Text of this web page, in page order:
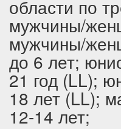
области по
мужчины/
мужчины/
до 6 лет;
21 год (LL);
18 лет (LL);
12-14 лет;